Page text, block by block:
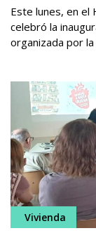
Este lunes, en el
celebró la
organizada por
Vivienda